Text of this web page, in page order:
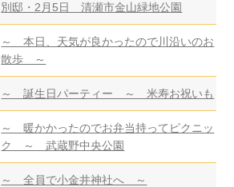
別邸・2月5日 清瀬市金山緑地公園
～ 本日、天気が良かったので川沿いのお
散歩 ～
～ 誕生日パーティー ～ 米寿お祝いも
～ 暖かかったのでお弁当持ってピクニッ
ク ～ 武蔵野中央公園
～ 全員で小金井神社へ ～